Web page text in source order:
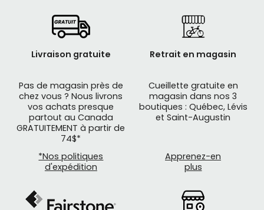
Livraison gratuite
Pas de magasin près de
chez vous ? Nous livrons
vos achats presque
partout au Canada
GRATUITEMENT à partir de
74$*
*Nos politiques
d'expédition
Retrait en magasin
Cueillette gratuite en
magasin dans nos 3
boutiques : Québec, Lévis
et Saint-Augustin
Apprenez-en
plus